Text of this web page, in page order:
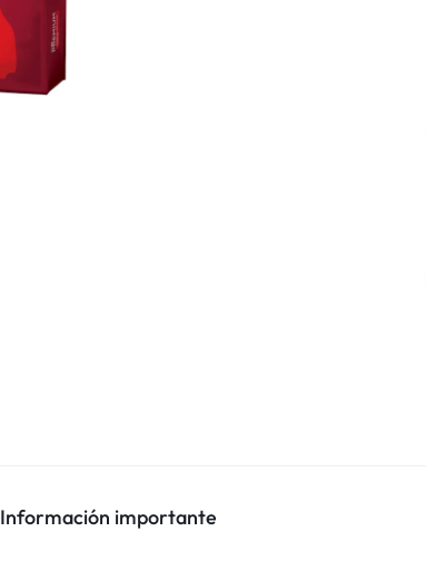
Información importante